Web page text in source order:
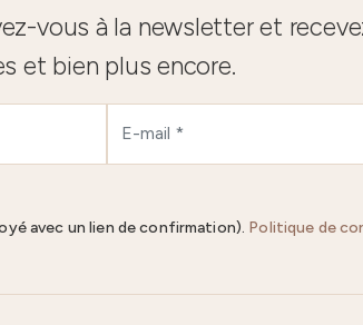
vous à la newsletter et
et bien plus encore.
avec un lien de confirmation). Politique de